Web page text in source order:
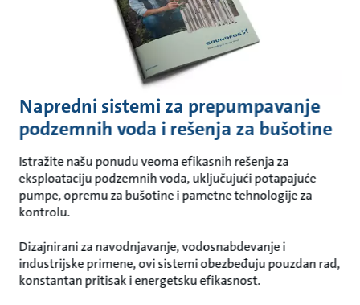
Napredni sistemi za prepumpavanje
podzemnih voda i rešenja za bušotine
Istražite našu ponudu veoma efikasnih rešenja za
eksploataciju podzemnih voda, uključujući potapajuće
pumpe, opremu za bušotine i pametne tehnologije za
kontrolu.
Dizajnirani za navodnjavanje, vodosnabdevanje i
industrijske primene, ovi sistemi obezbeđuju pouzdan rad,
konstantan pritisak i energetsku efikasnost.